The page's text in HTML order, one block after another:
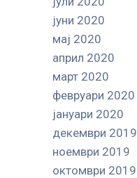
јуни 2020
мај 2020
април 2020
март 2020
февруари 2020
јануари 2020
декември 2019
ноември 2019
октомври 2019